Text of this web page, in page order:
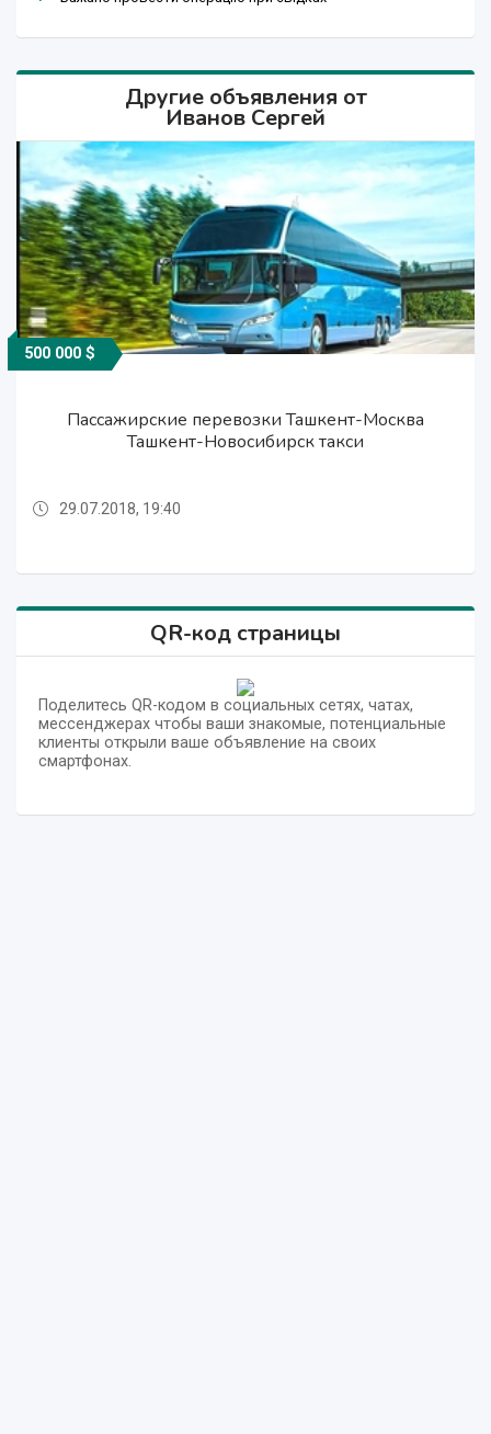
Другие объявления от
Иванов Сергей
500 000 $
Пассажирские перевозки Ташкент-Москва
Ташкент-Новосибирск такси
500 000 $
Пассажирские перевозки Ташкент-Москва
Ташкент-Новосибирск такси
500 000 $
Пассажирские перевозки Ташкент-Москва
Ташкент-Новосибирск такси
29.07.2018, 19:40
QR-код страницы
Поделитесь QR-кодом в социальных сетях, чатах,
мессенджерах чтобы ваши знакомые, потенциальные
клиенты открыли ваше объявление на своих
смартфонах.